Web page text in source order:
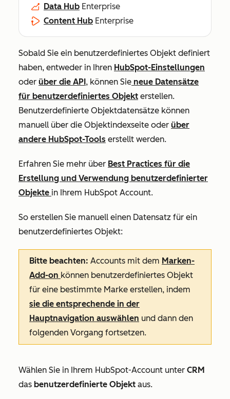
Data Hub Enterprise
Content Hub Enterprise
Sobald Sie ein benutzerdefiniertes Objekt definiert
haben, entweder in Ihren HubSpot-Einstellungen
oder über die API, können Sie neue Datensätze
für benutzerdefiniertes Objekt erstellen.
Benutzerdefinierte Objektdatensätze können
manuell über die Objektindexseite oder über
andere HubSpot-Tools erstellt werden.
Erfahren Sie mehr über Best Practices für die
Erstellung und Verwendung benutzerdefinierter
Objekte in Ihrem HubSpot Account.
So erstellen Sie manuell einen Datensatz für ein
benutzerdefiniertes Objekt:
Bitte beachten: Accounts mit dem Marken-
Add-on können benutzerdefiniertes Objekt
für eine bestimmte Marke erstellen, indem
sie die entsprechende in der
Hauptnavigation auswählen und dann den
folgenden Vorgang fortsetzen.
Wählen Sie in Ihrem HubSpot-Account unter CRM
das benutzerdefinierte Objekt aus.